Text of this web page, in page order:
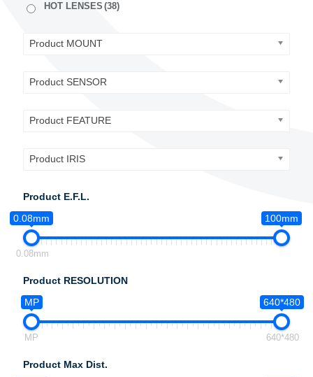
HOT LENSES (38)
Product MOUNT
Product SENSOR
Product FEATURE
Product IRIS
Product E.F.L.
0.08mm
100mm
0.08mm
Product RESOLUTION
MP
640*480
MP 640*480
Product Max Dist.